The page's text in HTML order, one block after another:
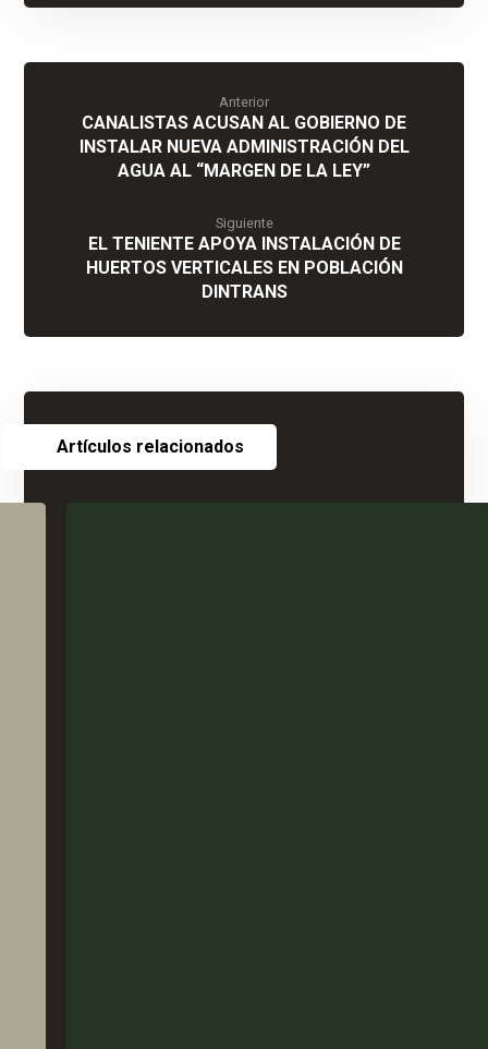
Anterior
CANALISTAS ACUSAN AL GOBIERNO DE
INSTALAR NUEVA ADMINISTRACIÓN DEL
AGUA AL “MARGEN DE LA LEY”
Siguiente
EL TENIENTE APOYA INSTALACIÓN DE
HUERTOS VERTICALES EN POBLACIÓN
DINTRANS
Artículos relacionados